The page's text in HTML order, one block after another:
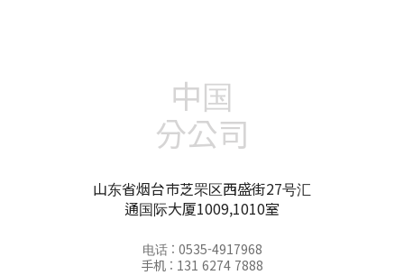
中国
分公司
山东省烟台市芝罘区西盛街27号汇
通国际大厦1009,1010室
电话 : 0535-4917968
手机 : 131 6274 7888